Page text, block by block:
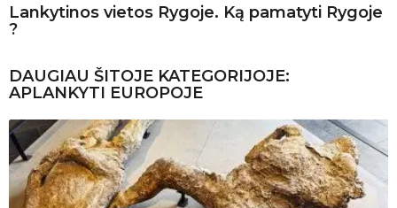
Lankytinos vietos Rygoje. Ką pamatyti Rygoje
?
DAUGIAU ŠITOJE KATEGORIJOJE:
APLANKYTI EUROPOJE